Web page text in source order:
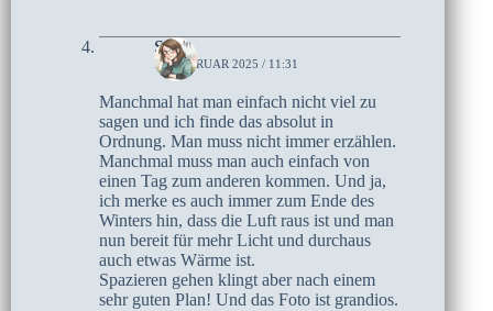
Sari
12. FEBRUAR 2025 / 11:31
Manchmal hat man einfach nicht viel zu
sagen und ich finde das absolut in
Ordnung. Man muss nicht immer erzählen.
Manchmal muss man auch einfach von
einen Tag zum anderen kommen. Und ja,
ich merke es auch immer zum Ende des
Winters hin, dass die Luft raus ist und man
nun bereit für mehr Licht und durchaus
auch etwas Wärme ist.
Spazieren gehen klingt aber nach einem
sehr guten Plan! Und das Foto ist grandios.